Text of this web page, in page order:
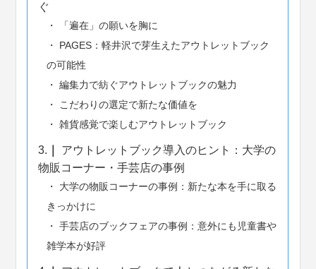
ぐ
「遍在」の願いを胸に
PAGES：軽井沢で芽生えたアウトレットブック
の可能性
編集力で紡ぐアウトレットブックの魅力
こだわりの選定で新たな価値を
雑貨感覚で楽しむアウトレットブック
3.
アウトレットブック導入のヒント：大学の
物販コーナー・手芸店の事例
大学の物販コーナーの事例：新たな本を手に取る
きっかけに
手芸店のブックフェアの事例：意外にも児童書や
雑学本が好評